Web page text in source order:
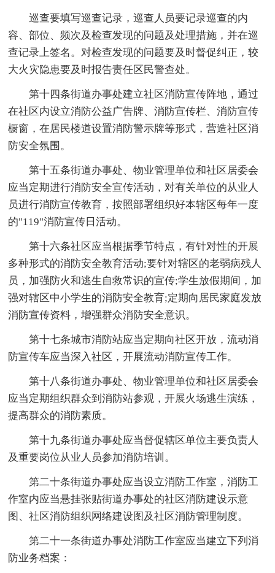
巡查要填写巡查记录，巡查人员要记录巡查的内
容、部位、频次及检查发现的问题及处理措施，并在巡
查记录上签名。对检查发现的问题要及时督促纠正，较
大火灾隐患要及时报告责任区民警查处。
第十四条街道办事处建立社区消防宣传阵地，通过
在社区内设立消防公益广告牌、消防宣传栏、消防宣传
橱窗，在居民楼道设置消防警示牌等形式，营造社区消
防安全氛围。
第十五条街道办事处、物业管理单位和社区居委会
应当定期进行消防安全宣传活动，对有关单位的从业人
员进行消防宣传教育，按照部署组织好本辖区每年一度
的"119"消防宣传日活动。
第十六条社区应当根据季节特点，有针对性的开展
多种形式的消防安全教育活动;要针对辖区的老弱病残人
员，加强防火和逃生自救常识的宣传;学生放假期间，加
强对辖区中小学生的消防安全教育;定期向居民家庭发放
消防宣传资料，增强群众消防安全意识。
第十七条城市消防站应当定期向社区开放，流动消
防宣传车应当深入社区，开展流动消防宣传工作。
第十八条街道办事处、物业管理单位和社区居委会
应当定期组织群众到消防站参观，开展火场逃生演练，
提高群众的消防素质。
第十九条街道办事处应当督促辖区单位主要负责人
及重要岗位从业人员参加消防培训。
第二十条街道办事处应当设立消防工作室，消防工
作室内应当悬挂张贴街道办事处的社区消防建设示意
图、社区消防组织网络建设图及社区消防管理制度。
第二十一条街道办事处消防工作室应当建立下列消
防业务档案：